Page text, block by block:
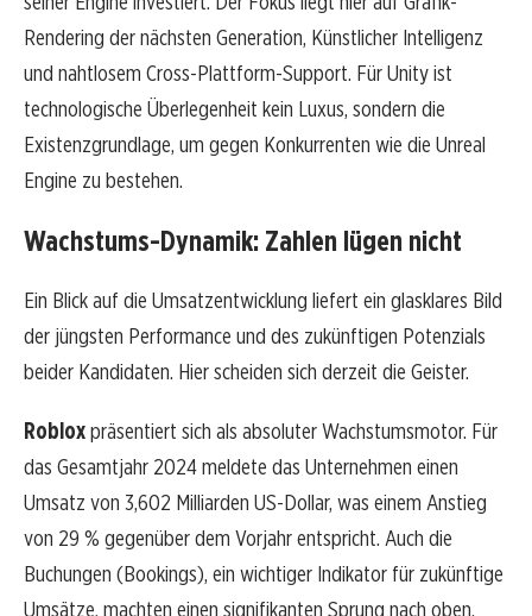
Rendering der nächsten Generation, Künstlicher Intelligenz
und nahtlosem Cross-Plattform-Support. Für Unity ist
technologische Überlegenheit kein Luxus, sondern die
Existenzgrundlage, um gegen Konkurrenten wie die Unreal
Engine zu bestehen.
Wachstums-Dynamik: Zahlen lügen nicht
Ein Blick auf die Umsatzentwicklung liefert ein glasklares Bild
der jüngsten Performance und des zukünftigen Potenzials
beider Kandidaten. Hier scheiden sich derzeit die Geister.
Robloxpräsentiert sich als absoluter Wachstumsmotor. Für
das Gesamtjahr 2024 meldete das Unternehmen einen
Umsatz von 3,602 Milliarden US-Dollar, was einem Anstieg
von 29 % gegenüber dem Vorjahr entspricht. Auch die
Buchungen (Bookings), ein wichtiger Indikator für zukünftige
Umsätze, machten einen signifikanten Sprung nach oben.